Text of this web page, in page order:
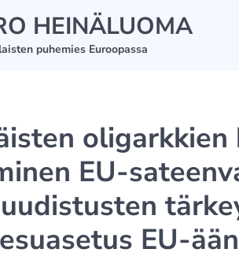
HEINÄLUOMA
puhemies Euroopassa
EU-
EU-